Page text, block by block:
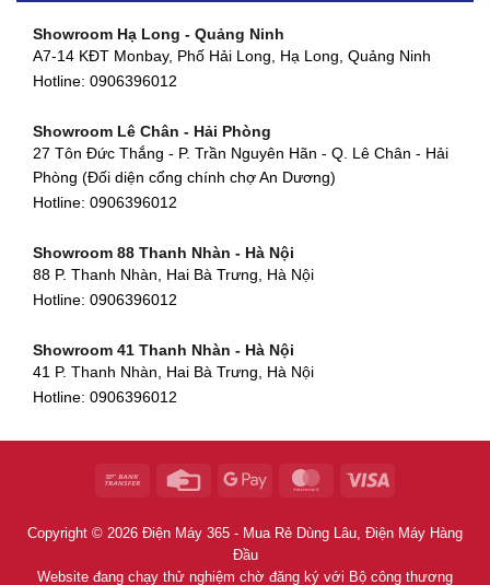
580 Phan Văn Trị, Phường 7, Quận 5, TP HCM
Hotline:0906396012
90 Đ. Cộng Hòa, Phường 4, Tân Bình, TP HCM
Hotline:0906396012
Hotline:0906396012
Showroom Cẩm Lệ - Đà Nẵng
Hotline:0906396012
Showroom Huế
54 Hùng Vương, Phú Hội, Thành phố Huế, Thừa Thiên Huế
Showroom Hà Tĩnh
82 Quang Trung, Thạch Quý, Hà Tĩnh
Showroom Quy Nhơn - Bình Định
956 Trần Hưng Đạo, P, Thành phố Quy Nhơn, Bình Định
Showroom Hạ Long - Quảng Ninh
A7-14 KĐT Monbay, Phố Hải Long, Hạ Long, Quảng Ninh
Hotline: 0906396012
Showroom Lê Chân - Hải Phòng
27 Tôn Đức Thắng - P. Trần Nguyên Hãn - Q. Lê Chân - Hải
Phòng (Đối diện cổng chính chợ An Dương)
Hotline: 0906396012
Showroom 88 Thanh Nhàn - Hà Nội
88 P. Thanh Nhàn, Hai Bà Trưng, Hà Nội
Hotline: 0906396012
Showroom 41 Thanh Nhàn - Hà Nội
41 P. Thanh Nhàn, Hai Bà Trưng, Hà Nội
Hotline: 0906396012
268 P. Tây Sơn, Trung Liệt, Đống Đa, Hà Nội
Showroom Khâm Thiên - Hà Nội
Copyright © 2026 Điện Máy 365 - Mua Rẻ Dùng Lâu, Điện Máy Hàng
Đầu
Website đang chạy thử nghiệm chờ đăng ký với Bộ công thương